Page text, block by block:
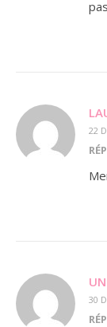
22
30